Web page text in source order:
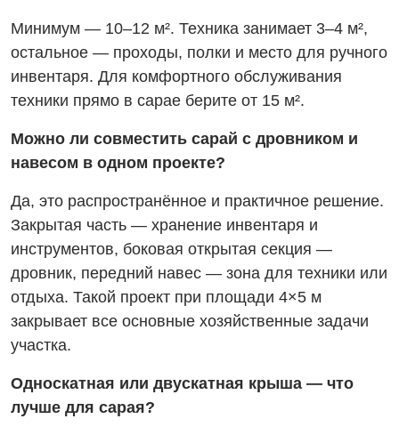
Минимум — 10–12 м². Техника занимает 3–4 м²,
остальное — проходы, полки и место для ручного
инвентаря. Для комфортного обслуживания
техники прямо в сарае берите от 15 м².
Можно ли совместить сарай с дровником и
навесом в одном проекте?
Да, это распространённое и практичное решение.
Закрытая часть — хранение инвентаря и
инструментов, боковая открытая секция —
дровник, передний навес — зона для техники или
отдыха. Такой проект при площади 4×5 м
закрывает все основные хозяйственные задачи
участка.
Односкатная или двускатная крыша — что
лучше для сарая?